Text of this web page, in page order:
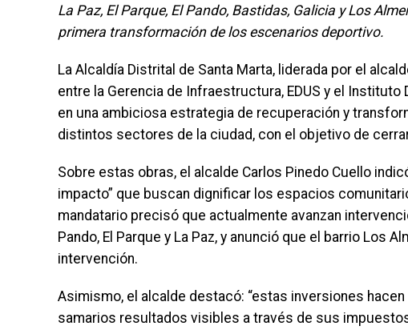
La Paz, El Parque, El Pando, Bastidas, Galicia y Los
primera transformación de los escenarios deportivo.
La Alcaldía Distrital de Santa Marta, liderada por el
entre la Gerencia de Infraestructura, EDUS y el
en una ambiciosa estrategia de recuperación y
distintos sectores de la ciudad, con el objetivo de
Sobre estas obras, el alcalde Carlos Pinedo Cuello
impacto” que buscan dignificar los espacios
mandatario precisó que actualmente avanzan
Pando, El Parque y La Paz, y anunció que el barrio Los
intervención.
Asimismo, el alcalde destacó: “estas inversiones
samarios resultados visibles a través de sus